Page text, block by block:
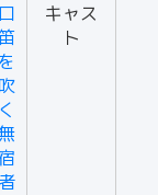
口
を
吹
く
者
キャス
ト